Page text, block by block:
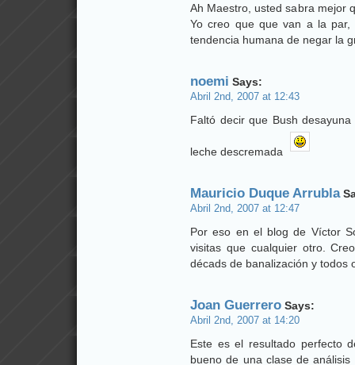
Ah Maestro, usted sabra mejor
Yo creo que que van a la par,
tendencia humana de negar la
noemi Says:
Abril 2nd, 2007 at 12:43
Faltó decir que Bush
leche descremada
Mauricio Duque Arrubla
Abril 2nd, 2007 at 12:47
Por eso en el blog de Víctor
visitas que cualquier otro.
décads de banalización y todos
Joan Guerrero Says:
Abril 2nd, 2007 at 14:20
Este es el resultado perfecto
bueno de una clase de